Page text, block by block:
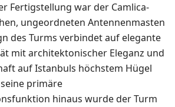
Fertigstellung war der Camlica-
ungeordneten Antennenmasten
des Turms verbindet auf elegante
mit architektonischer Eleganz und
auf Istanbuls höchstem Hügel
primäre
hinaus wurde der Turm